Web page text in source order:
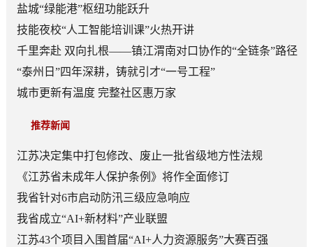
盐城“绿能港”枢纽功能跃升
技能夜校“人工智能培训课”火热开讲
千里奔赴 双向扎根——镇江渭南对口协作的“全链条”路径
“泰州日”四年深耕，铸就引才“一号工程”
城市更新有温度 完整社区惠万家
推荐新闻
江苏决定集中打包修改、废止一批省级地方性法规
《江苏省未成年人保护条例》将作全面修订
我省针对6市启动防汛三级应急响应
我省成立“AI+新材料”产业联盟
江苏43个项目入围首届“AI+人力资源服务”大赛百强